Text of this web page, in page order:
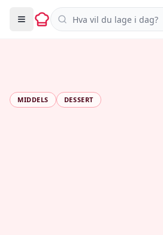
Søk i oppskrifter
MIDDELS DESSERT